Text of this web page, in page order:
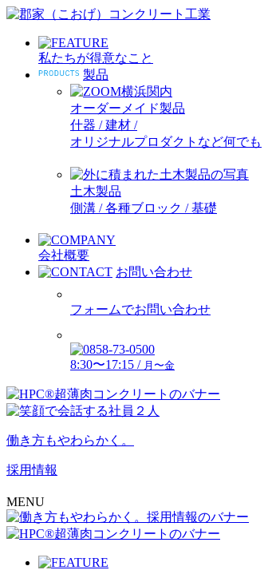
私たちが得意なこと
製品
オーダーメイド製品
什器 / 建材 /
オリジナルプロダクトなど何でも
土木製品
側溝 / 各種ブロック / 基礎
会社概要
お問い合わせ
フォームでお問い合わせ
8:30〜17:15 / 月〜金
働き方もやわらかく。
採用情報
MENU